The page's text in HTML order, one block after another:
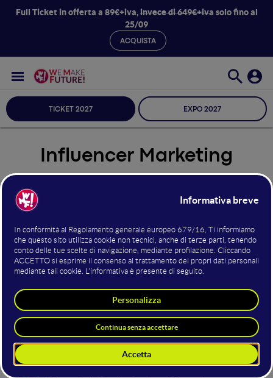
Full Ticket in offerta a 89€+iva,invece di 649€+ivasolo fino al
25/09
ACQUISTA
TICKET 2027 EXPO 2027
Influencer Marketing
Seleziona Sala
Influencer Marketing
Hosting della sala
Anna Magri
SEO Specialist | Digital Marketing Specialist